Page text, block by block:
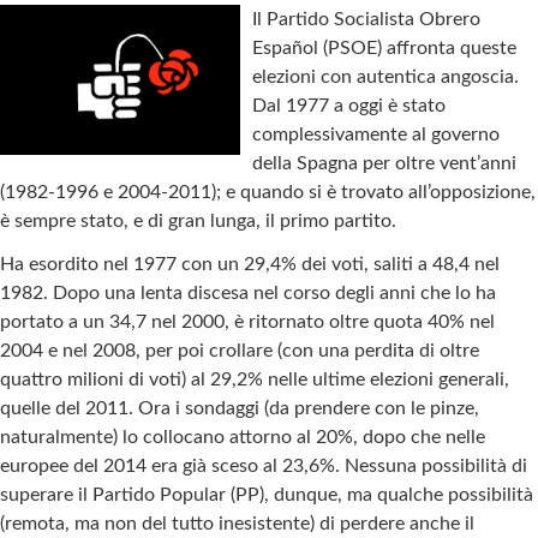
Il Partido Socialista Obrero
Español (PSOE) affronta queste
elezioni con autentica angoscia.
Dal 1977 a oggi è stato
complessivamente al governo
della Spagna per oltre vent’anni
(1982-1996 e 2004-2011); e quando si è trovato all’opposizione,
è sempre stato, e di gran lunga, il primo partito.
Ha esordito nel 1977 con un 29,4% dei voti, saliti a 48,4 nel
1982. Dopo una lenta discesa nel corso degli anni che lo ha
portato a un 34,7 nel 2000, è ritornato oltre quota 40% nel
2004 e nel 2008, per poi crollare (con una perdita di oltre
quattro milioni di voti) al 29,2% nelle ultime elezioni generali,
quelle del 2011. Ora i sondaggi (da prendere con le pinze,
naturalmente) lo collocano attorno al 20%, dopo che nelle
europee del 2014 era già sceso al 23,6%. Nessuna possibilità di
superare il Partido Popular (PP), dunque, ma qualche possibilità
(remota, ma non del tutto inesistente) di perdere anche il